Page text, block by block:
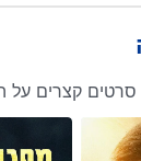
סרטים קצרים על